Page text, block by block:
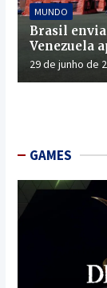
MUNDO
Brasil
Venezuela
29 de junho de
GAMES